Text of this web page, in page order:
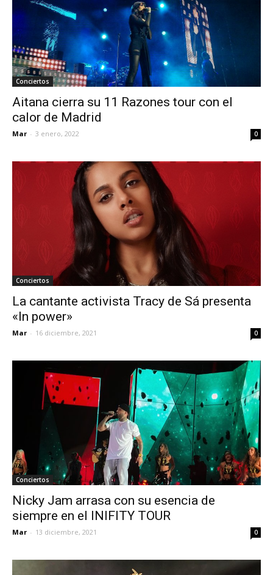
Conciertos
Aitana cierra su 11 Razones tour con el
calor de Madrid
Mar - 3 enero, 2022 0
Conciertos
La cantante activista Tracy de Sá presenta
«In power»
Mar - 16 diciembre, 2021 0
Conciertos
Nicky Jam arrasa con su esencia de
siempre en el INIFITY TOUR
Mar - 13 diciembre, 2021 0